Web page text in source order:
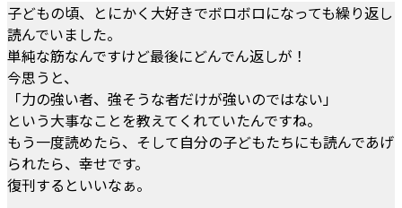
子どもの頃、とにかく大好きでボロボロになっても繰り返し
読んでいました。
単純な筋なんですけど最後にどんでん返しが！
今思うと、
「力の強い者、強そうな者だけが強いのではない」
という大事なことを教えてくれていたんですね。
もう一度読めたら、そして自分の子どもたちにも読んであげ
られたら、幸せです。
復刊するといいなぁ。